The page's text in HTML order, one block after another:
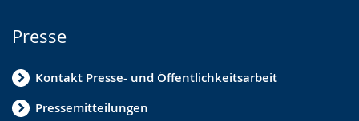
Presse
Kontakt Presse- und Öffentlichkeitsarbeit
Pressemitteilungen